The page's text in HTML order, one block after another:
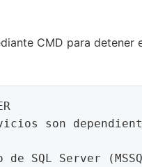
CMD para detener
son
SQL Server